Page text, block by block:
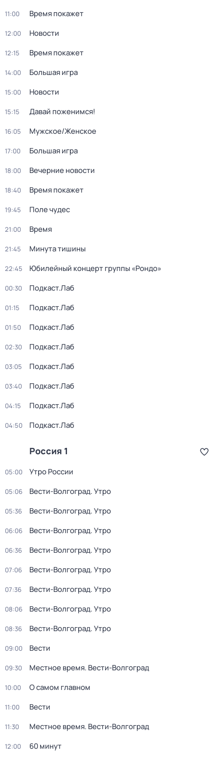
11:00 Время покажет
12:00 Новости
12:15 Время покажет
14:00 Большая игра
15:00 Новости
15:15 Давай поженимся!
16:05 Мужское/Женское
17:00 Большая игра
18:00 Вечерние новости
18:40 Время покажет
19:45 Поле чудес
21:00 Время
21:45 Минута тишины
22:45 Юбилейный концерт группы «Рондо»
00:30 Подкаст.Лаб
01:15 Подкаст.Лаб
01:50 Подкаст.Лаб
02:30 Подкаст.Лаб
03:05 Подкаст.Лаб
03:40 Подкаст.Лаб
04:15 Подкаст.Лаб
04:50 Подкаст.Лаб
Россия 1
05:00 Утро России
05:06 Вести-Волгоград. Утро
05:36 Вести-Волгоград. Утро
06:06 Вести-Волгоград. Утро
06:36 Вести-Волгоград. Утро
07:06 Вести-Волгоград. Утро
07:36 Вести-Волгоград. Утро
08:06 Вести-Волгоград. Утро
08:36 Вести-Волгоград. Утро
09:00 Вести
09:30 Местное время. Вести-Волгоград
10:00 О самом главном
11:00 Вести
11:30 Местное время. Вести-Волгоград
12:00 60 минут